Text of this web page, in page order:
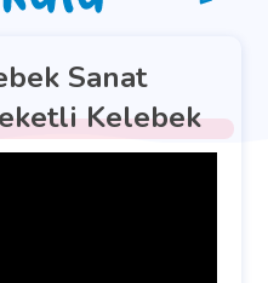
Sanat
Kelebek